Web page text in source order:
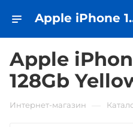
Apple iPhone
Apple
128Gb
Интернет-магазин